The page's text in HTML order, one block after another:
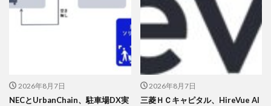
2026年8月7日
NECとUrbanChain、駐車場DX実
2026年8月7日
三菱ＨＣキャピタル、HireVue AI